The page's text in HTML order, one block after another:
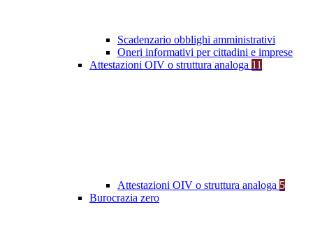
Scadenzario obblighi amministrativi
Oneri informativi per cittadini e imprese
Attestazioni OIV o struttura analoga 11
Attestazioni OIV o struttura analoga 5
Burocrazia zero